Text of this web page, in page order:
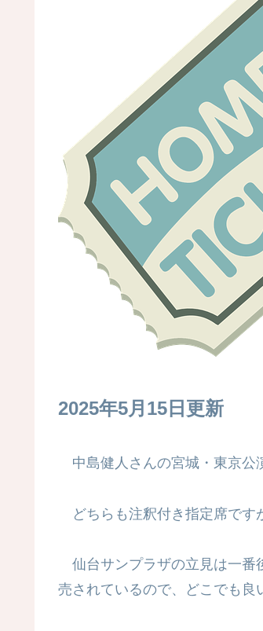
2025年5月15日更新
中島健人さんの宮城・東京公
どちらも注釈付き指定席です
仙台サンプラザの立見は一番
売されているので、どこでも良